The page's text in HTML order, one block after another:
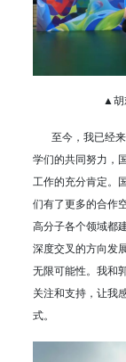
▲胡
至今，我已经来
学们的共同努力，
工作的充分肯定。
们有了更多的合作
高分子各个领域都
深度交叉的方向发
无限可能性。我和
关注和支持，让我
式。